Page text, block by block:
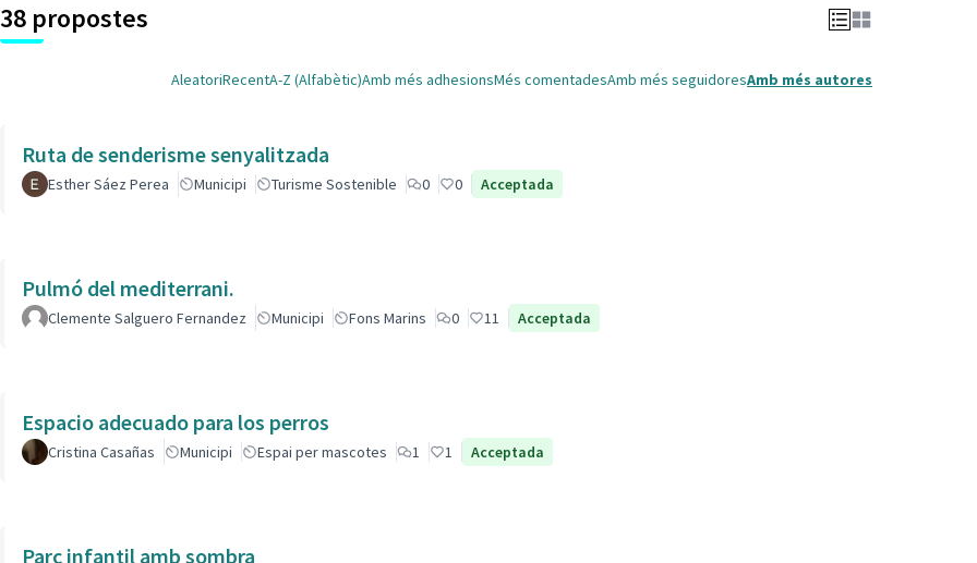
38 propostes
AleatoriRecentA-Z (Alfabètic)Amb més adhesionsMés comentadesAmb més seguidoresAmb més autores
Ruta de senderisme senyalitzada
Esther Sáez Perea Municipi Turisme Sostenible 0 0 Acceptada
Pulmó del mediterrani.
Clemente Salguero Fernandez Municipi Fons Marins 0 11 Acceptada
Espacio adecuado para los perros
Cristina Casañas Municipi Espai per mascotes 1 1 Acceptada
Parc infantil amb sombra